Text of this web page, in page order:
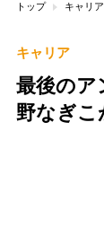
トップ キャリア
キャリア
最後の
野なぎこ